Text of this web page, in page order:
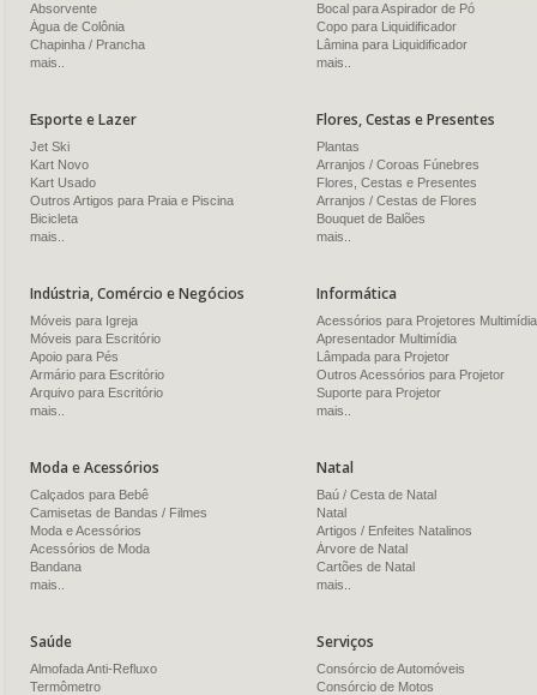
Absorvente
Água de Colônia
Chapinha / Prancha
mais..
Bocal para Aspirador de Pó
Copo para Liquidificador
Lâmina para Liquidificador
mais..
Esporte e Lazer
Jet Ski
Kart Novo
Kart Usado
Outros Artigos para Praia e Piscina
Bicicleta
mais..
Flores, Cestas e Presentes
Plantas
Arranjos / Coroas Fúnebres
Flores, Cestas e Presentes
Arranjos / Cestas de Flores
Bouquet de Balões
mais..
Indústria, Comércio e Negócios
Móveis para Igreja
Móveis para Escritório
Apoio para Pés
Armário para Escritório
Arquivo para Escritório
mais..
Informática
Acessórios para Projetores Multimídia
Apresentador Multimídia
Lâmpada para Projetor
Outros Acessórios para Projetor
Suporte para Projetor
mais..
Moda e Acessórios
Calçados para Bebê
Camisetas de Bandas / Filmes
Moda e Acessórios
Acessórios de Moda
Bandana
mais..
Natal
Baú / Cesta de Natal
Natal
Artigos / Enfeites Natalinos
Árvore de Natal
Cartões de Natal
mais..
Saúde
Almofada Anti-Refluxo
Termômetro
Serviços
Consórcio de Automóveis
Consórcio de Motos